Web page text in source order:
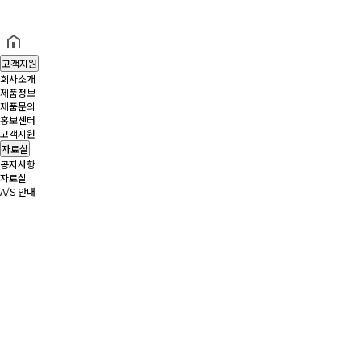
헤더설정
고객지원
회사소개
제품정보
제품문의
홍보센터
고객지원
자료실
공지사항
자료실
A/S 안내